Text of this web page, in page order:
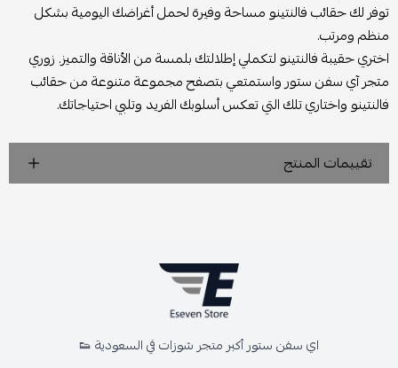
توفر لك حقائب فالنتينو مساحة وفيرة لحمل أغراضك اليومية بشكل
منظم ومرتب.
اختري حقيبة فالنتينو لتكملي إطلالتك بلمسة من الأناقة والتميز. زوري
متجر آي سفن ستور واستمتعي بتصفح مجموعة متنوعة من حقائب
فالنتينو واختاري تلك التي تعكس أسلوبك الفريد وتلبي احتياجاتك.
تقييمات المنتج
اي سفن ستور أكبر متجر شوزات في السعودية 👟